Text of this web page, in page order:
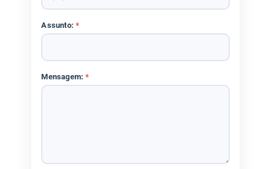
Assunto:*
Mensagem:*